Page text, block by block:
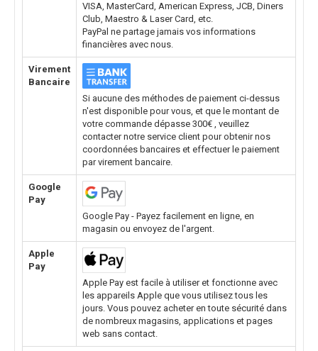
VISA, MasterCard, American Express, JCB, Diners
Club, Maestro & Laser Card, etc.
PayPal ne partage jamais vos informations
financières avec nous.
Virement
Bancaire
Si aucune des méthodes de paiement ci-dessus
n'est disponible pour vous, et que le montant de
votre commande dépasse 300€ , veuillez
contacter notre service client pour obtenir nos
coordonnées bancaires et effectuer le paiement
par virement bancaire.
Google
Pay
Google Pay - Payez facilement en ligne, en
magasin ou envoyez de l'argent.
Apple
Pay
Apple Pay est facile à utiliser et fonctionne avec
les appareils Apple que vous utilisez tous les
jours. Vous pouvez acheter en toute sécurité dans
de nombreux magasins, applications et pages
web sans contact.